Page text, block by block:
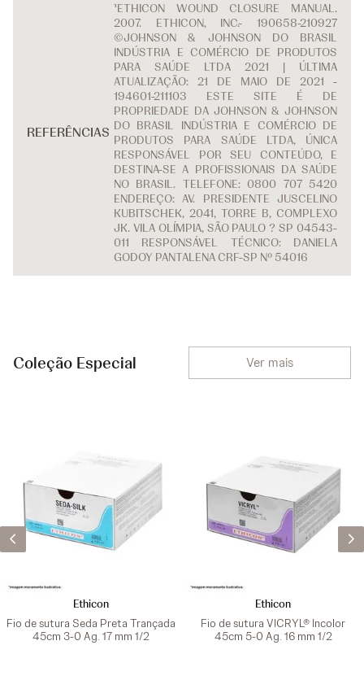
REFERÊNCIAS
¹ETHICON WOUND CLOSURE MANUAL.
2007. ETHICON, INC.- 190658-210927
©JOHNSON & JOHNSON DO BRASIL
INDÚSTRIA E COMÉRCIO DE PRODUTOS
PARA SAÚDE LTDA 2021 | ÚLTIMA
ATUALIZAÇÃO: 21 DE MAIO DE 2021 -
194601-211103 ESTE SITE É DE
PROPRIEDADE DA JOHNSON & JOHNSON
DO BRASIL INDÚSTRIA E COMÉRCIO DE
PRODUTOS PARA SAÚDE LTDA, ÚNICA
RESPONSÁVEL POR SEU CONTEÚDO, E
DESTINA-SE A PROFISSIONAIS DA SAÚDE
NO BRASIL. TELEFONE: 0800 707 5420
ENDEREÇO: AV. PRESIDENTE JUSCELINO
KUBITSCHEK, 2041, TORRE B, COMPLEXO
JK. VILA OLÍMPIA, SÃO PAULO ? SP 04543-
011 RESPONSÁVEL TÉCNICO: DANIELA
GODOY PANTALENA CRF-SP Nº 54016
Coleção Especial Ver mais
Ethicon
Fio de sutura Seda Preta Trançada
45cm 3-0 Ag. 17 mm 1/2
Ethicon
Fio de sutura VICRYL® Incolor
45cm 5-0 Ag. 16 mm 1/2